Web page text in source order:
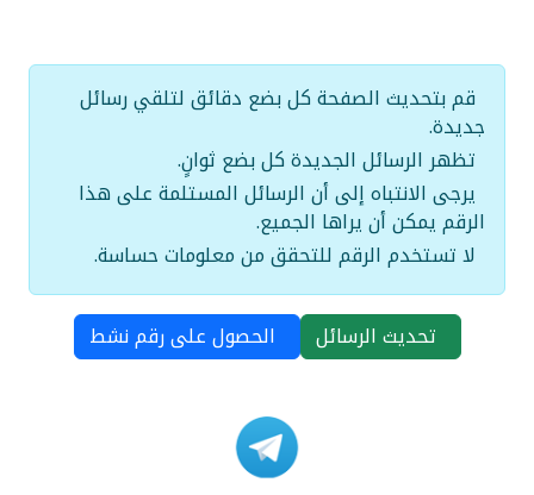
قم بتحديث الصفحة كل بضع دقائق لتلقي رسائل
جديدة.
تظهر الرسائل الجديدة كل بضع ثوانٍ.
يرجى الانتباه إلى أن الرسائل المستلمة على هذا
الرقم يمكن أن يراها الجميع.
لا تستخدم الرقم للتحقق من معلومات حساسة.
تحديث الرسائل الحصول على رقم نشط